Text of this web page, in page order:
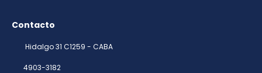
Contacto
Hidalgo 31 C1259 - CABA
4903-3182